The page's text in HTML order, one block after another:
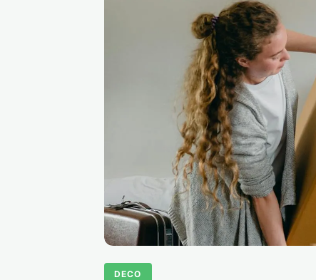
DECO